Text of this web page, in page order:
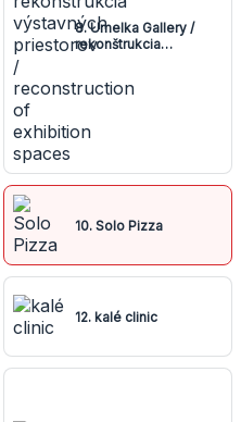
8. Umelka Gallery /
rekonštrukcia
exhibition spaces
10. Solo Pizza
12. kalé clinic